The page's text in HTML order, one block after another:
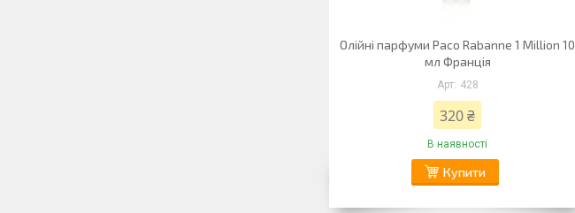
Олійні парфуми Paco Rabanne 1 Million 10
мл Франція
428
320 ₴
В наявності
Купити